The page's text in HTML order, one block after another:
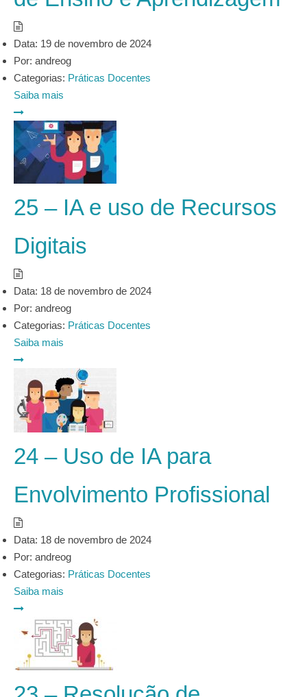
Data: 19 de novembro de 2024
Por: andreog
Categorias: Práticas Docentes
Saiba mais
25 – IA e uso de Recursos
Digitais
Data: 18 de novembro de 2024
Por: andreog
Categorias: Práticas Docentes
Saiba mais
24 – Uso de IA para
Envolvimento Profissional
Data: 18 de novembro de 2024
Por: andreog
Categorias: Práticas Docentes
Saiba mais